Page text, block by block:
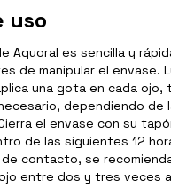
uso
Aquoral es sencilla y
de manipular el envase.
una gota en cada ojo,
dependiendo de
el envase con su
de las siguientes 12
contacto, se
entre dos y tres veces